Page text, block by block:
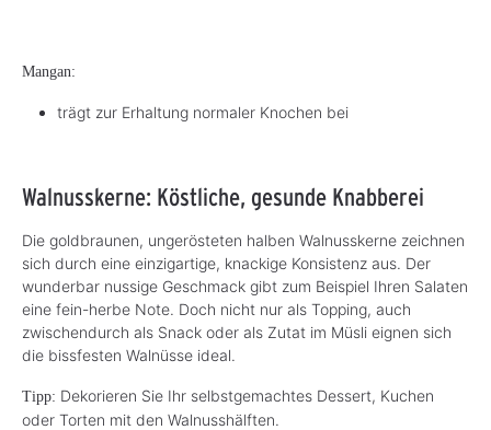
Mangan:
trägt zur Erhaltung normaler Knochen bei
Walnusskerne: Köstliche, gesunde Knabberei
Die goldbraunen, ungerösteten halben Walnusskerne zeichnen
sich durch eine einzigartige, knackige Konsistenz aus. Der
wunderbar nussige Geschmack gibt zum Beispiel Ihren Salaten
eine fein-herbe Note. Doch nicht nur als Topping, auch
zwischendurch als Snack oder als Zutat im Müsli eignen sich
die bissfesten Walnüsse ideal.
Tipp: Dekorieren Sie Ihr selbstgemachtes Dessert, Kuchen
oder Torten mit den Walnusshälften.